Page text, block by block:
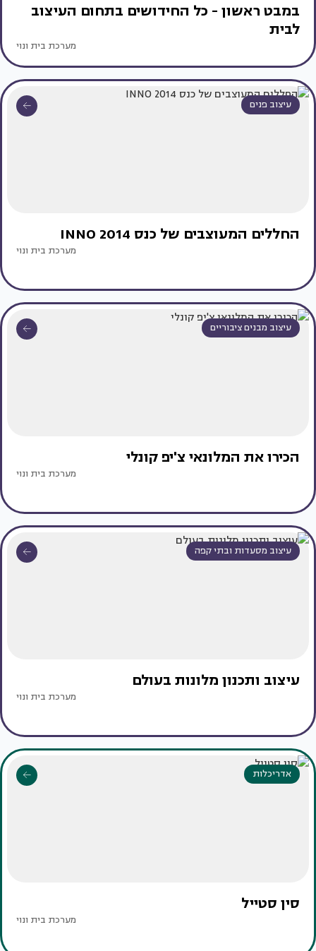
במבט ראשון - כל החידושים בתחום העיצוב
לבית
מערכת בית ונוי
עיצוב פנים
החללים המעוצבים של כנס INNO 2014
מערכת בית ונוי
עיצוב מבנים ציבוריים
הכירו את המלונאי צ'יפ קונלי
מערכת בית ונוי
עיצוב מסעדות ובתי קפה
עיצוב ותכנון מלונות בעולם
מערכת בית ונוי
אדריכלות
סין סטייל
מערכת בית ונוי